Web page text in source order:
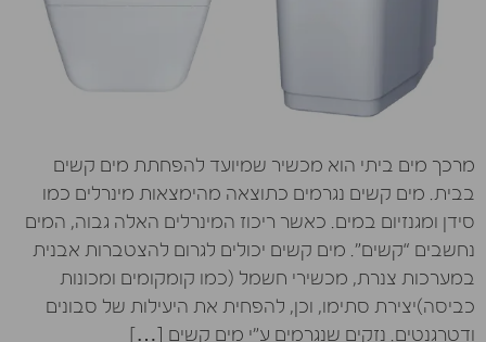
מרכך מים ביתי הוא מכשיר שמיועד להפחתת מים קשים
בבית. מים קשים נגרמים כתוצאה מהימצאות מינרלים כמו
סידן ומגנזיום במים. כאשר ריכוז המינרלים האלה גבוה, המים
נחשבים “קשים”. מים קשים יכולים לגרום להצטברות אבנית
במערכות צנרת, מכשירי חשמל (כמו קומקומים ומכונות
כביסה)יצירת סתימו, וכן, להפחית את היעילות של סבונים